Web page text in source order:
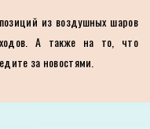
из воздушных шаров
А также на то, что
за новостями.